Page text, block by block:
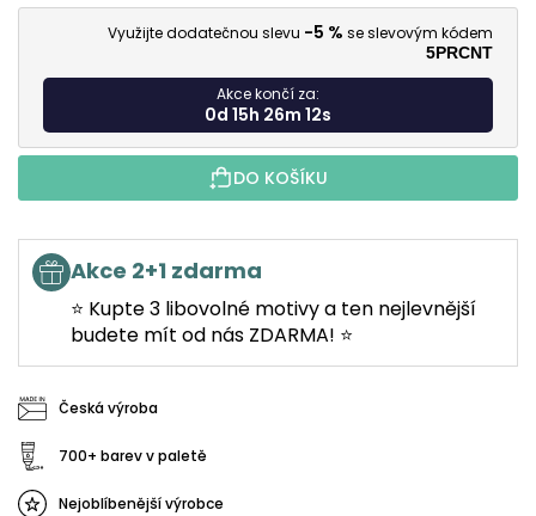
Využijte dodatečnou slevu -5 % se slevovým kódem
5PRCNT
Akce končí za:
0d 15h 26m 11s
DO KOŠÍKU
Akce 2+1 zdarma
⭐ Kupte 3 libovolné motivy a ten nejlevnější
budete mít od nás ZDARMA! ⭐
Česká výroba
700+ barev v paletě
Nejoblíbenější výrobce